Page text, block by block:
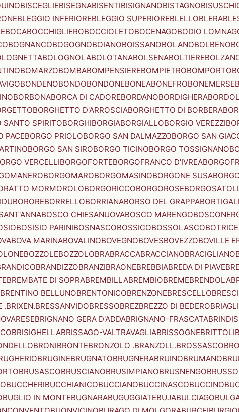
BISCEGLIEBISEGNABISENTIBISIGNANOBISTAGNO
BLEGGIO INFERIOREBLEGGIO SUPERIOREBLELLOBLERA
BOCABOCCHIGLIEROBOCCIOLETOBOCENAGOBODIO
BOGNANCOBOGOGNOBOIANOBOISSANOBOLANOBOLBENO
BOLOGNOLABOLOTANABOLSENABOLTIERE
BOMARZOBOMBABOMPENSIEREBOMPIETROBOMPORTO
BONDENOBONDOBONDONEBONEABONEFROBONEMERSE
BORBONABORCA DI CADOREBORDANOBORDIGHERA
BORGHETTO D'ARROSCIABORGHETTO DI BORBERA
SANTO SPIRITOBORGHIBORGIABORGIALLOBORGIO VEREZZI
PACEBORGO PRIOLOBORGO SAN DALMAZZOBORGO SAN
BORGO SAN SIROBORGO TICINOBORGO TOSSIGNANO
VERCELLIBORGOFORTEBORGOFRANCO D'IVREA
BORGOMAROBORGOMASINOBORGONE SUSA
MORMOROLOBORGORICCOBORGOROSE
BOROREBORRELLOBORRIANABORSO DEL GRAPPABORTIGALI
BOSCO CHIESANUOVABOSCO MARENGO
BOSISIO PARINIBOSNASCOBOSSICOBOSSOLASCO
BOVA MARINABOVALINOBOVEGNOBOVESBOVEZZOBOVILLE
BOZZOLEBOZZOLOBRABRACCABRACCIANOBRACIGLIANO
BRANDIZZOBRANZIBRAONEBREBBIABREDA DI PIAVE
BREMBATE DI SOPRABREMBILLABREMBIOBREMEBRENDOLA
BRENTINO BELLUNOBRENTONICOBRENZONEBRESCELLO
.BRIXEN.BRESSANVIDOBRESSOBREZBREZZO DI BEDERO
BRIGNANO GERA D'ADDABRIGNANO-FRASCATA
BRISIGHELLABRISSAGO-VALTRAVAGLIABRISSOGNEBRITTOLI
BRONIBRONTEBRONZOLO .BRANZOLL.BROSSASCO
BRUGINEBRUGNATOBRUGNERABRUINOBRUMANO
BRUSASCOBRUSCIANOBRUSIMPIANOBRUSNENGO
BUCCHERIBUCCHIANICOBUCCIANOBUCCINASCOBUCCINO
BUGLIO IN MONTEBUGNARABUGUGGIATEBUJABULCIAGO